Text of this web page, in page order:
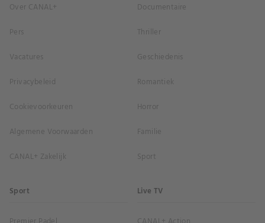
Over CANAL+
Pers
Vacatures
Privacybeleid
Cookievoorkeuren
Algemene Voorwaarden
CANAL+ Zakelijk
Documentaire
Thriller
Geschiedenis
Romantiek
Horror
Familie
Sport
Sport Live TV